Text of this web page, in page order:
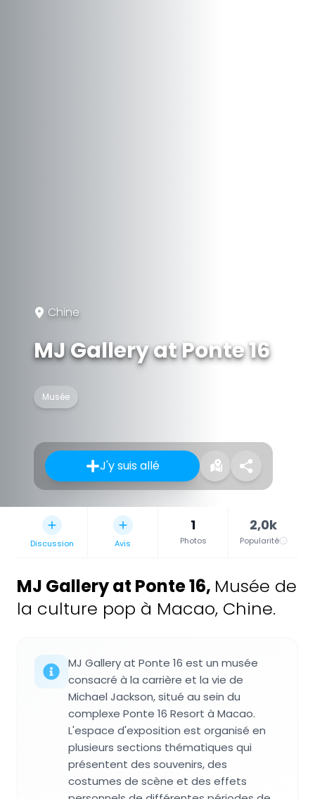
Chine
MJ Gallery at Ponte 16
Musée
J'y suis allé
Discussion Avis
1
Photos
2,0k
Popularité
MJ Gallery at Ponte 16, Musée de
la culture pop à Macao, Chine.
MJ Gallery at Ponte 16 est un musée
consacré à la carrière et la vie de
Michael Jackson, situé au sein du
complexe Ponte 16 Resort à Macao.
L'espace d'exposition est organisé en
plusieurs sections thématiques qui
présentent des souvenirs, des
costumes de scène et des effets